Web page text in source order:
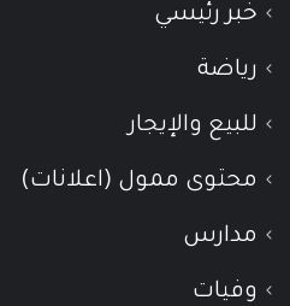
خبر رئيسي
رياضة
للبيع والإيجار
محتوى ممول (اعلانات)
مدارس
وفيات